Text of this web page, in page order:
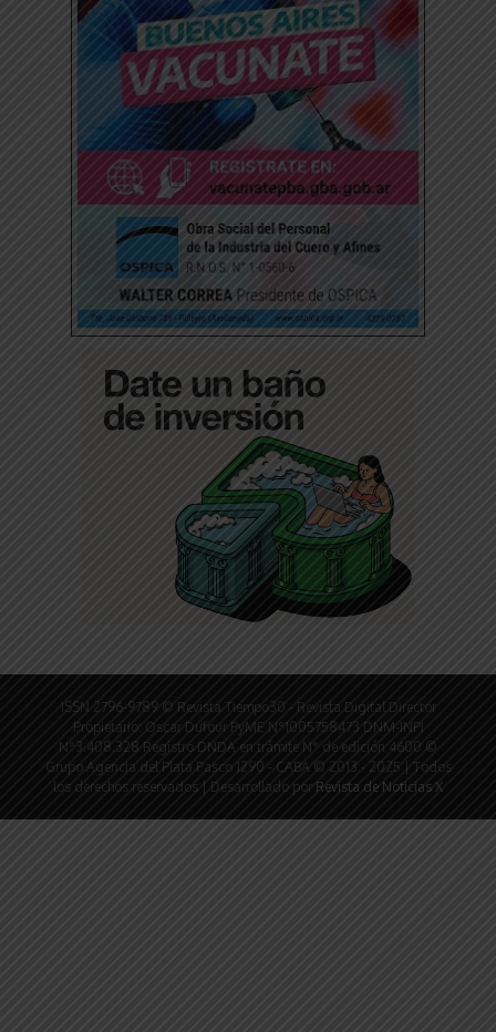
ISSN 2796-9789 © Revista Tiempo30 - Revista Digital Director
Propietario: Oscar Dufour PyME N°1005758473 DNM-INPI
N°3.408.328 Registro DNDA en trámite N° de edición 4600 ©
Grupo Agencia del Plata Pasco 1290 - CABA © 2013 - 2025 | Todos
los derechos reservados | Desarrollado por Revista de Noticias X